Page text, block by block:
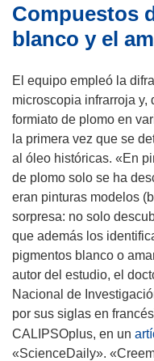
e
u
a
n
u
e
v
a
v
e
n
t
a
n
a
)
Compuestos
blanco y el
El equipo empleó la
microscopia infrarroja y,
formiato de plomo en
la primera vez que se
al óleo históricas. «En
de plomo solo se ha
eran pinturas modelos
sorpresa: no solo
que además los
pigmentos blanco o
autor del estudio, el
Nacional de
por sus siglas en
CALIPSOplus, en un
«ScienceDaily».